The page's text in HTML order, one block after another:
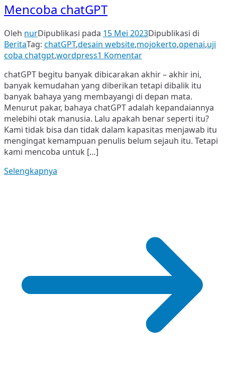
Mencoba chatGPT
Oleh nurDipublikasi pada 15 Mei 2023Dipublikasi di
BeritaTag: chatGPT,desain website,mojokerto,openai,uji
coba chatgpt,wordpress1 Komentarpada
chatGPT
chatGPT begitu banyak dibicarakan akhir – akhir ini,
banyak kemudahan yang diberikan tetapi dibalik itu
banyak bahaya yang membayangi di depan mata.
Menurut pakar, bahaya chatGPT adalah kepandaiannya
melebihi otak manusia. Lalu apakah benar seperti itu?
Kami tidak bisa dan tidak dalam kapasitas menjawab itu
mengingat kemampuan penulis belum sejauh itu. Tetapi
kami mencoba untuk […]
Selengkapnya